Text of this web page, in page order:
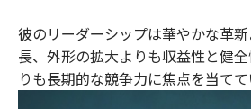
彼のリーダーシップは華やかな革
長、外形の拡大よりも収益性と健
りも長期的な競争力に焦点を当てて